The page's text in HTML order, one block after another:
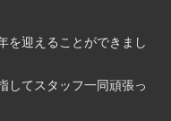
を迎えることができまし
してスタッフ一同頑張っ